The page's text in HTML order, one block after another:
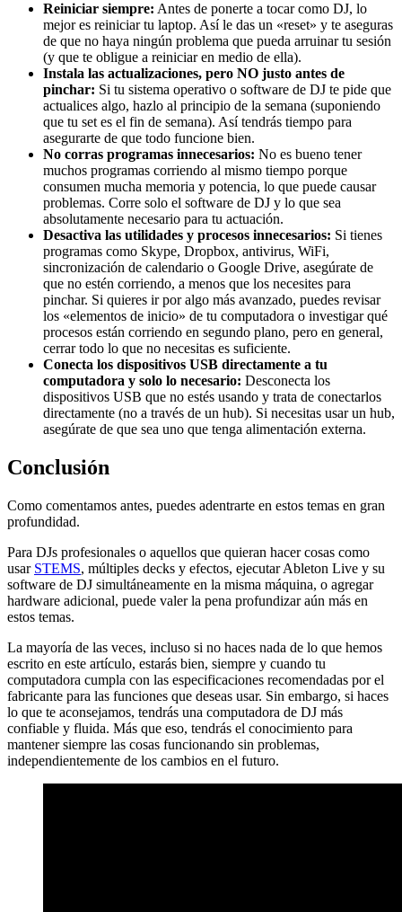
Reiniciar siempre: Antes de ponerte a tocar como DJ, lo
mejor es reiniciar tu laptop. Así le das un «reset» y te aseguras
de que no haya ningún problema que pueda arruinar tu sesión
(y que te obligue a reiniciar en medio de ella).
Instala las actualizaciones, pero NO justo antes de
pinchar: Si tu sistema operativo o software de DJ te pide que
actualices algo, hazlo al principio de la semana (suponiendo
que tu set es el fin de semana). Así tendrás tiempo para
asegurarte de que todo funcione bien.
No corras programas innecesarios: No es bueno tener
muchos programas corriendo al mismo tiempo porque
consumen mucha memoria y potencia, lo que puede causar
problemas. Corre solo el software de DJ y lo que sea
absolutamente necesario para tu actuación.
Desactiva las utilidades y procesos innecesarios: Si tienes
programas como Skype, Dropbox, antivirus, WiFi,
sincronización de calendario o Google Drive, asegúrate de
que no estén corriendo, a menos que los necesites para
pinchar. Si quieres ir por algo más avanzado, puedes revisar
los «elementos de inicio» de tu computadora o investigar qué
procesos están corriendo en segundo plano, pero en general,
cerrar todo lo que no necesitas es suficiente.
Conecta los dispositivos USB directamente a tu
computadora y solo lo necesario: Desconecta los
dispositivos USB que no estés usando y trata de conectarlos
directamente (no a través de un hub). Si necesitas usar un hub,
asegúrate de que sea uno que tenga alimentación externa.
Conclusión
Como comentamos antes, puedes adentrarte en estos temas en gran
profundidad.
Para DJs profesionales o aquellos que quieran hacer cosas como
usar STEMS, múltiples decks y efectos, ejecutar Ableton Live y su
software de DJ simultáneamente en la misma máquina, o agregar
hardware adicional, puede valer la pena profundizar aún más en
estos temas.
La mayoría de las veces, incluso si no haces nada de lo que hemos
escrito en este artículo, estarás bien, siempre y cuando tu
computadora cumpla con las especificaciones recomendadas por el
fabricante para las funciones que deseas usar. Sin embargo, si haces
lo que te aconsejamos, tendrás una computadora de DJ más
confiable y fluida. Más que eso, tendrás el conocimiento para
mantener siempre las cosas funcionando sin problemas,
independientemente de los cambios en el futuro.